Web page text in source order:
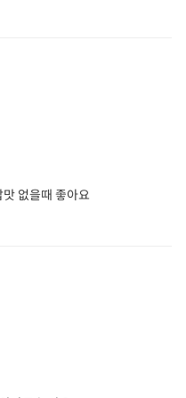
요~ 밥맛 없을때 좋아요